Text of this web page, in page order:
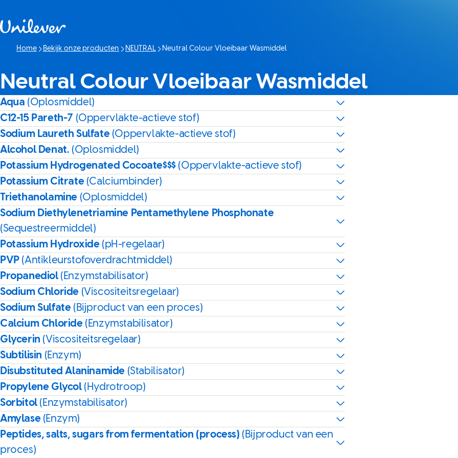
Home Bekijk onze producten NEUTRAL
Huidige pagina:
Neutral Colour Vloeibaar Wasmiddel
Neutral Colour Vloeibaar Wasmiddel
Aqua (Oplosmiddel)
C12-15 Pareth-7 (Oppervlakte-actieve stof)
Sodium Laureth Sulfate (Oppervlakte-actieve stof)
Alcohol Denat. (Oplosmiddel)
Potassium Hydrogenated Cocoate$$$ (Oppervlakte-actieve stof)
Potassium Citrate (Calciumbinder)
Triethanolamine (Oplosmiddel)
Sodium Diethylenetriamine Pentamethylene Phosphonate
(Sequestreermiddel)
Potassium Hydroxide (pH-regelaar)
PVP (Antikleurstofoverdrachtmiddel)
Propanediol(Enzymstabilisator)
Sodium Chloride (Viscositeitsregelaar)
Sodium Sulfate (Bijproduct van een proces)
Calcium Chloride (Enzymstabilisator)
Glycerin (Viscositeitsregelaar)
Subtilisin (Enzym)
Disubstituted Alaninamide (Stabilisator)
Propylene Glycol(Hydrotroop)
Sorbitol(Enzymstabilisator)
Amylase (Enzym)
Peptides, salts, sugars from fermentation (process) (Bijproduct van een
proces)